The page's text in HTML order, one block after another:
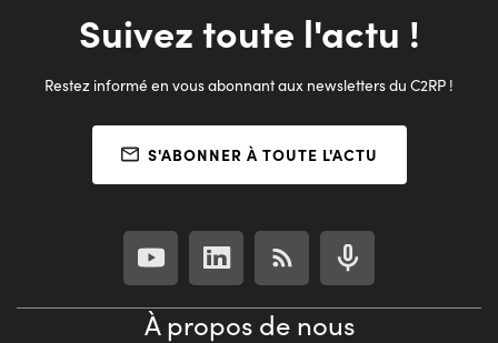
Suivez toute l'actu !
Restez informé en vous abonnant aux newsletters du C2RP !
S'ABONNER À TOUTE L'ACTU
À propos de nous